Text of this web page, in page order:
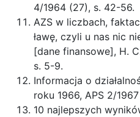
4/1964 (27), s. 42-56.
AZS w liczbach,
ławę, czyli u nas nic
[dane finansowe], H.
s. 5-9.
Informacja o
roku 1966, APS 2/
10 najlepszych